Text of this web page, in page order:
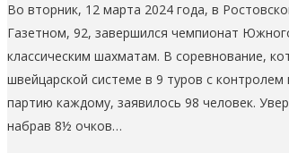
Во вторник, 12 марта 2024 года, в
Газетном, 92, завершился чемпионат
классическим шахматам. В соревнование,
швейцарской системе в 9 туров с контролем
партию каждому, заявилось 98 человек.
набрав 8½ очков…